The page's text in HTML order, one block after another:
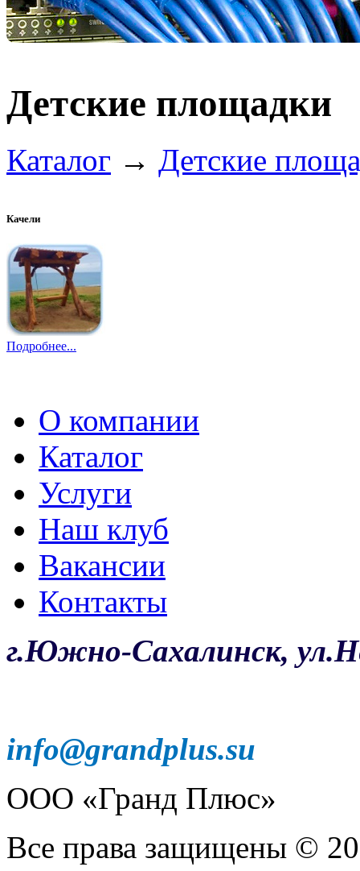
Детские площадки
Каталог → Детские
Качели
Подробнее...
О компании
Каталог
Услуги
Наш клуб
Вакансии
Контакты
г.Южно-Сахалинск,
info@grandplus.su
ООО «Гранд Плюс»
Все права защищены ©